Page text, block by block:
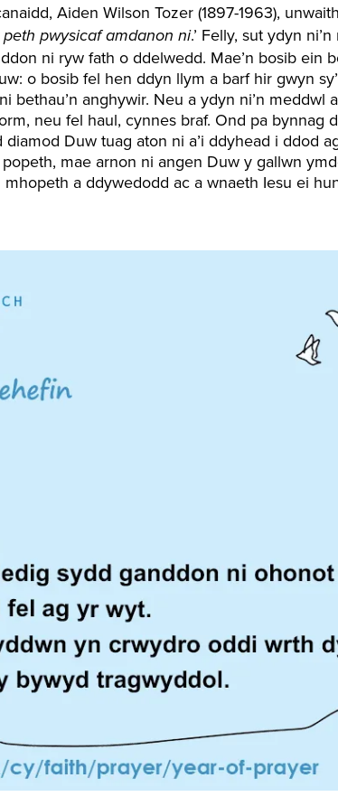
Aiden Wilson Tozer (1897-1963),
pwysicaf amdanon ni.’ Felly, sut ydyn
ni ryw fath o ddelwedd. Mae’n bosib ein
o bosib fel hen ddyn llym a barf hir gwyn
bethau’n anghywir. Neu a ydyn ni’n
neu fel haul, cynnes braf. Ond pa bynnag
Duw tuag aton ni a’i ddyhead i ddod
mae arnon ni angen Duw y gallwn
a ddywedodd ac a wnaeth Iesu ei